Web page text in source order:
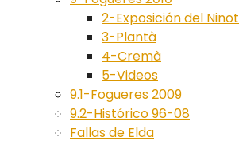
2-Exposición del Ninot
3-Plantà
4-Cremà
5-Videos
9.1-Fogueres 2009
9.2-Histórico 96-08
Fallas de Elda